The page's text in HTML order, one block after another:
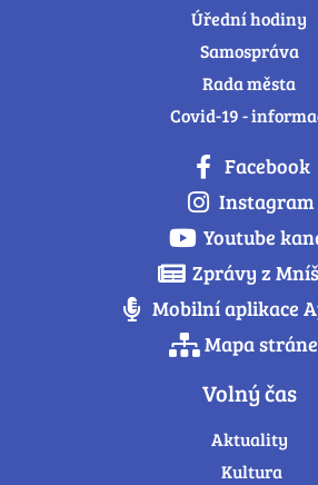
Úřední hodiny
Samospráva
Rada města
Covid-19 -
Facebook
Instagram
Youtube
Zprávy z
Mobilní aplikace
Mapa
Volný čas
Aktuality
Kultura